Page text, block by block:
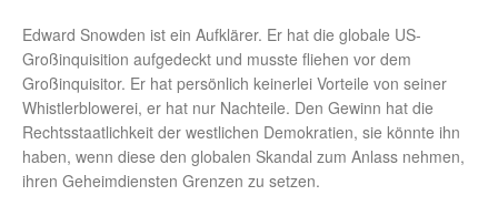
Edward Snowden ist ein Aufklärer. Er hat die globale US-
Großinquisition aufgedeckt und musste fliehen vor dem
Großinquisitor. Er hat persönlich keinerlei Vorteile von seiner
Whistlerblowerei, er hat nur Nachteile. Den Gewinn hat die
Rechtsstaatlichkeit der westlichen Demokratien, sie könnte ihn
haben, wenn diese den globalen Skandal zum Anlass nehmen,
ihren Geheimdiensten Grenzen zu setzen.